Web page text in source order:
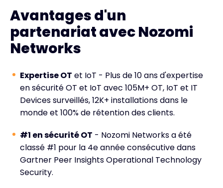
Avantages d'un
partenariat avec Nozomi
Networks
Expertise OT et IoT - Plus de 10 ans d'expertise
en sécurité OT et IoT avec 105M+ OT, IoT et IT
Devices surveillés, 12K+ installations dans le
monde et 100% de rétention des clients.
#1 en sécurité OT - Nozomi Networks a été
classé #1 pour la 4e année consécutive dans
Gartner Peer Insights Operational Technology
Security.